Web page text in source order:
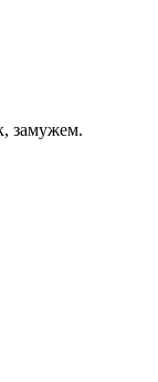
замужем.